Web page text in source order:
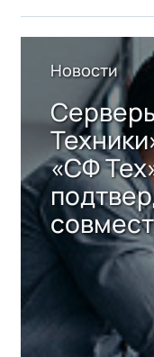
Новости
«СФ
Storage